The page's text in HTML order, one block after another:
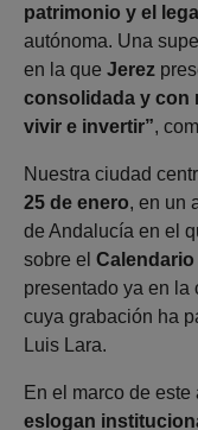
patrimonio y el
autónoma. Una
en la que Jerez
consolidada y con
vivir e invertir”,
Nuestra ciudad
25 de enero, en un
de Andalucía en el
sobre el Calendario
presentado ya en la
cuya grabación ha
Luis Lara.
En el marco de este
eslogan